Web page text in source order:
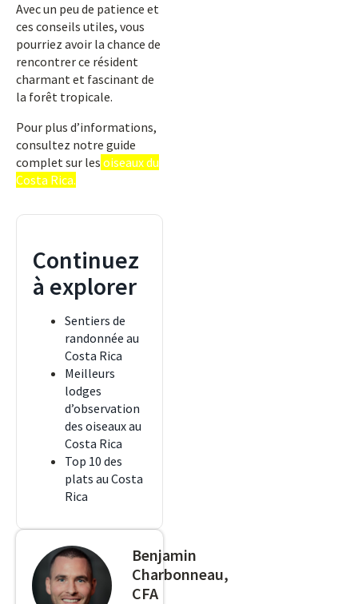
Avec un peu de patience et
ces conseils utiles, vous
pourriez avoir la chance de
rencontrer ce résident
charmant et fascinant de
la forêt tropicale.
Pour plus d’informations,
consultez notre guide
complet sur les oiseaux du
Costa Rica.
Continuez
à explorer
Sentiers de
randonnée au
Costa Rica
Meilleurs
lodges
d’observation
des oiseaux au
Costa Rica
Top 10 des
plats au Costa
Rica
Benjamin
Charbonneau,
CFA